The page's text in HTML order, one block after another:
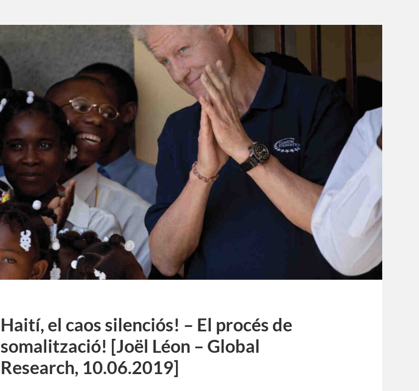
Haití, el caos silenciós! – El procés de
somalització! [Joël Léon – Global
Research, 10.06.2019]